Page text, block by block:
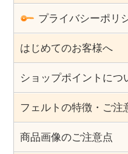
プライバシーポリ
はじめてのお客様へ
ショップポイントにつ
フェルトの特徴・ご注
商品画像のご注意点